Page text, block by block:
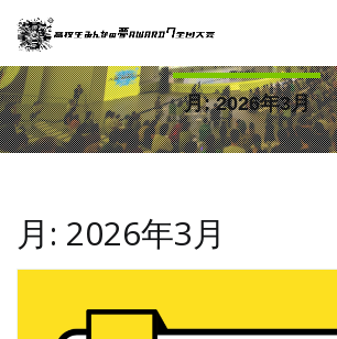
月:2026年3月
月: 2026年3月